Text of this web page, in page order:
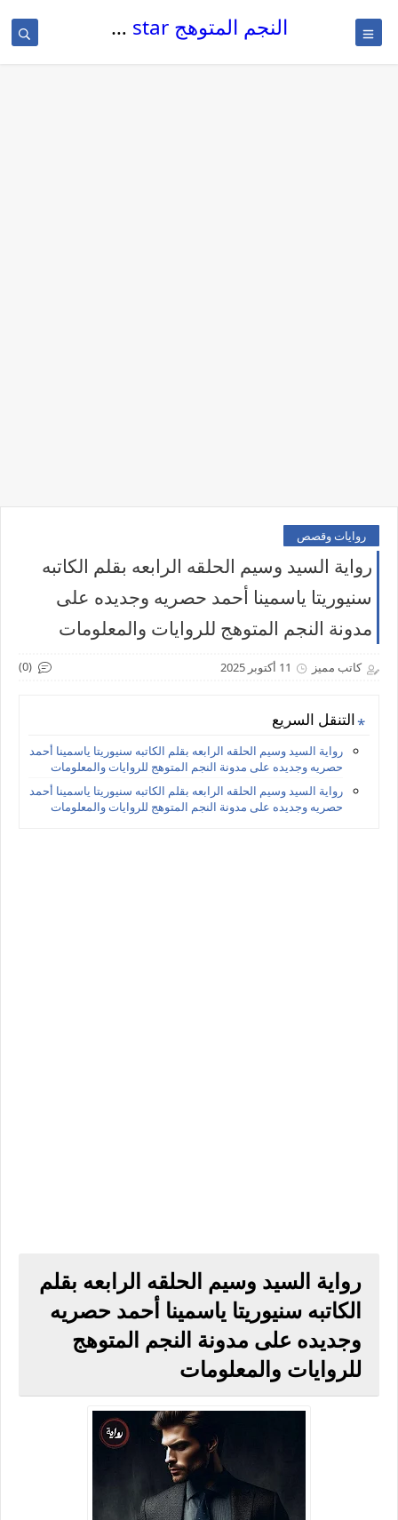
النجم المتوهج The glowing star
روايات وقصص
رواية السيد وسيم الحلقه الرابعه بقلم الكاتبه
سنيوريتا ياسمينا أحمد حصريه وجديده على
مدونة النجم المتوهج للروايات والمعلومات
كاتب مميز 11 أكتوبر 2025 (0)
التنقل السريع
رواية السيد وسيم الحلقه الرابعه بقلم الكاتبه سنيوريتا ياسمينا أحمد
حصريه وجديده على مدونة النجم المتوهج للروايات والمعلومات
رواية السيد وسيم الحلقه الرابعه بقلم الكاتبه سنيوريتا ياسمينا أحمد
حصريه وجديده على مدونة النجم المتوهج للروايات والمعلومات
رواية السيد وسيم الحلقه الرابعه بقلم
الكاتبه سنيوريتا ياسمينا أحمد حصريه
وجديده على مدونة النجم المتوهج
للروايات والمعلومات